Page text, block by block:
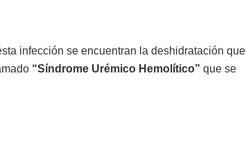
infección se encuentran la deshidratación que
“Síndrome Urémico Hemolítico” que se